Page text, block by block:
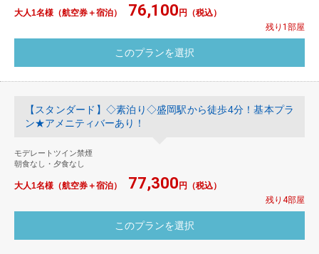
大人1名様（航空券＋宿泊） 76,100円（税込）
残り1部屋
【スタンダード】◇素泊り◇盛岡駅から徒歩4分！基本プラ
ン★アメニティバーあり！
モデレートツイン禁煙
朝食なし・夕食なし
大人1名様（航空券＋宿泊） 77,300円（税込）
残り4部屋